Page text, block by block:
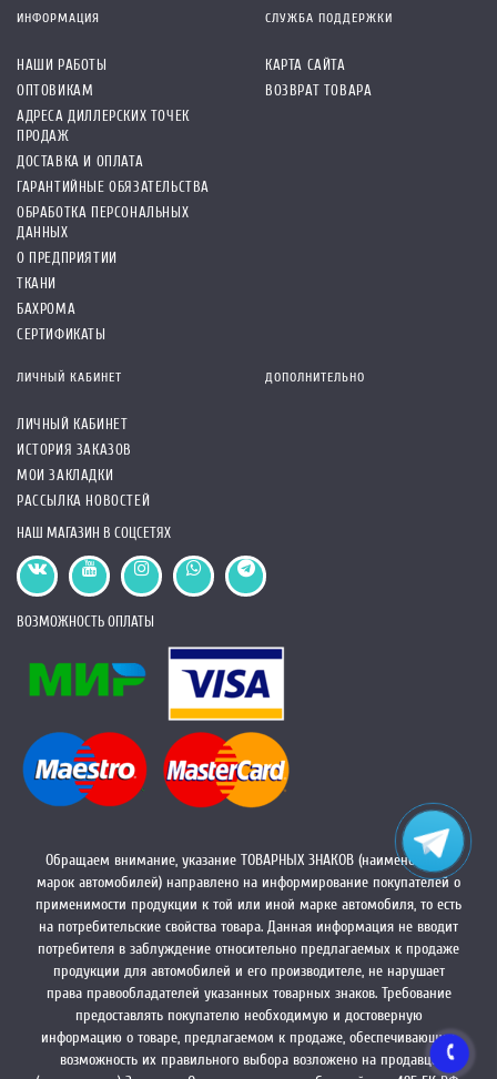
ИНФОРМАЦИЯ
НАШИ РАБОТЫ
ОПТОВИКАМ
АДРЕСА ДИЛЛЕРСКИХ ТОЧЕК
ПРОДАЖ
ДОСТАВКА И ОПЛАТА
ГАРАНТИЙНЫЕ ОБЯЗАТЕЛЬСТВА
ОБРАБОТКА ПЕРСОНАЛЬНЫХ
ДАННЫХ
О ПРЕДПРИЯТИИ
ТКАНИ
БАХРОМА
СЕРТИФИКАТЫ
СЛУЖБА ПОДДЕРЖКИ
КАРТА САЙТА
ВОЗВРАТ ТОВАРА
ЛИЧНЫЙ КАБИНЕТ
ЛИЧНЫЙ КАБИНЕТ
ИСТОРИЯ ЗАКАЗОВ
МОИ ЗАКЛАДКИ
РАССЫЛКА НОВОСТЕЙ
ДОПОЛНИТЕЛЬНО
НАШ МАГАЗИН В СОЦСЕТЯХ
ВОЗМОЖНОСТЬ ОПЛАТЫ
Обращаем внимание, указание ТОВАРНЫХ ЗНАКОВ (наименований
марок автомобилей) направлено на информирование покупателей о
применимости продукции к той или иной марке автомобиля, то есть
на потребительские свойства товара. Данная информация не вводит
потребителя в заблуждение относительно предлагаемых к продаже
продукции для автомобилей и его производителе, не нарушает
права правообладателей указанных товарных знаков. Требование
предоставлять покупателю необходимую и достоверную
информацию о товаре, предлагаемом к продаже, обеспечивающую
возможность их правильного выбора возложено на продавца